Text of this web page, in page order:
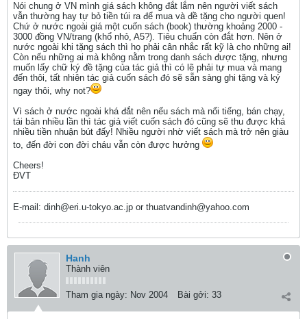
Nói chung ở VN mình giá sách không đắt lắm nên người viết sách
vẫn thường hay tự bỏ tiền túi ra để mua và đề tặng cho người quen!
Chứ ở nước ngoài giá một cuốn sách (book) thường khoảng 2000 -
3000 đồng VN/trang (khổ nhỏ, A5?). Tiêu chuẩn còn đắt hơn. Nên ở
nước ngoài khi tặng sách thì họ phải cân nhắc rất kỹ là cho những ai!
Còn nếu những ai mà không nằm trong danh sách được tặng, nhưng
muốn lấy chữ ký đề tặng của tác giả thì có lẽ phải tự mua và mang
đến thôi, tất nhiên tác giả cuốn sách đó sẽ sẵn sàng ghi tặng và ký
ngay thôi, why not?
Vì sách ở nước ngoài khá đắt nên nếu sách mà nổi tiếng, bán chạy,
tái bản nhiều lần thì tác giả viết cuốn sách đó cũng sẽ thu được khá
nhiều tiền nhuận bút đấy! Nhiều người nhờ viết sách mà trở nên giàu
to, đến đời con đời cháu vẫn còn được hưởng
Cheers!
ĐVT
E-mail: dinh@eri.u-tokyo.ac.jp or thuatvandinh@yahoo.com
Hanh
Thành viên
Tham gia ngày: Nov 2004 Bài gởi: 33